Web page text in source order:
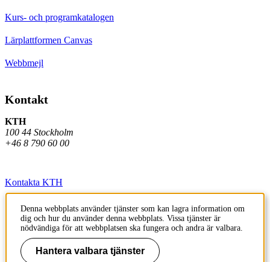
Kurs- och programkatalogen
Lärplattformen Canvas
Webbmejl
Kontakt
KTH
100 44 Stockholm
+46 8 790 60 00
Kontakta KTH
Jobba på KTH
Press och media
Faktura och betalning KTH
Denna webbplats använder tjänster som kan lagra information om
dig och hur du använder denna webbplats. Vissa tjänster är
nödvändiga för att webbplatsen ska fungera och andra är valbara.
Hantera valbara tjänster